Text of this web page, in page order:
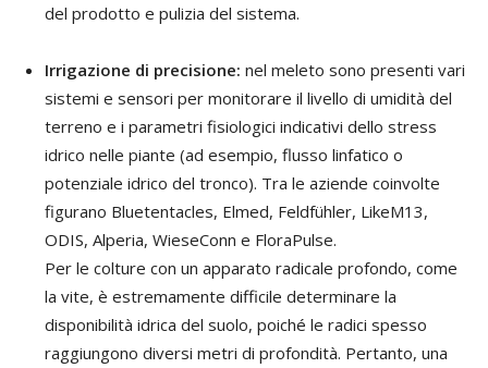
del prodotto e pulizia del sistema.
Irrigazione di precisione: nel meleto sono presenti vari
sistemi e sensori per monitorare il livello di umidità del
terreno e i parametri fisiologici indicativi dello stress
idrico nelle piante (ad esempio, flusso linfatico o
potenziale idrico del tronco). Tra le aziende coinvolte
figurano Bluetentacles, Elmed, Feldfühler, LikeM13,
ODIS, Alperia, WieseConn e FloraPulse.
Per le colture con un apparato radicale profondo, come
la vite, è estremamente difficile determinare la
disponibilità idrica del suolo, poiché le radici spesso
raggiungono diversi metri di profondità. Pertanto, una